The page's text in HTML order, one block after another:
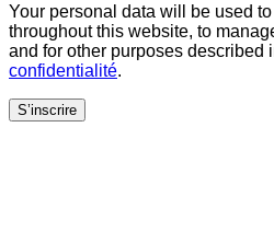
Your personal data will be used
throughout this website, to
and for other purposes described
confidentialité.
S’inscrire